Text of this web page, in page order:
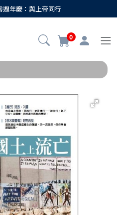
週年慶：與上帝同行
0